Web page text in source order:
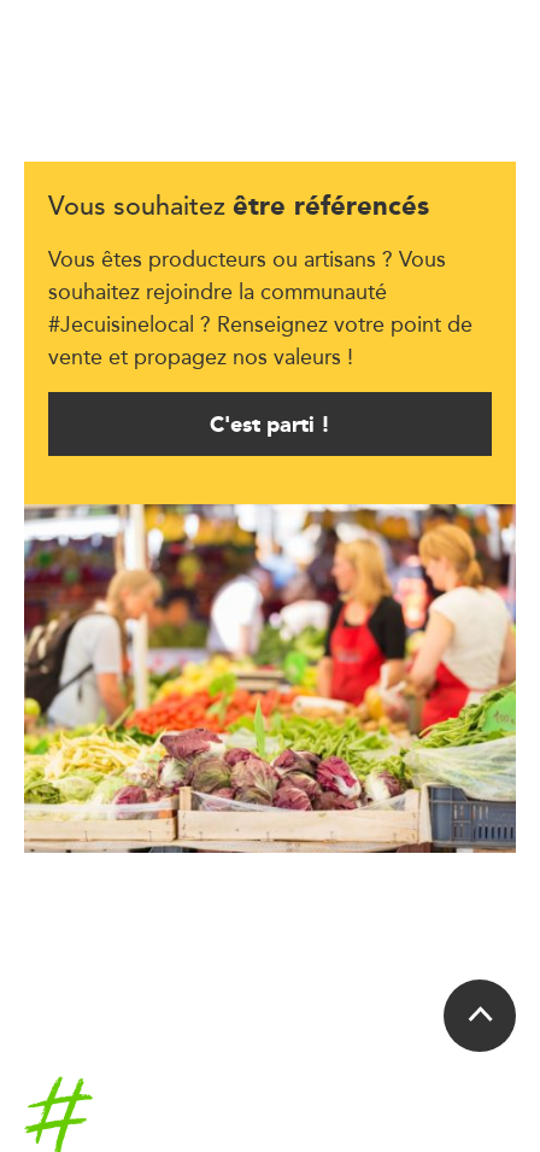
Vous souhaitez être référencés
Vous êtes producteurs ou artisans ? Vous
souhaitez rejoindre la communauté
#Jecuisinelocal ? Renseignez votre point de
vente et propagez nos valeurs !
C'est parti !
Accueil